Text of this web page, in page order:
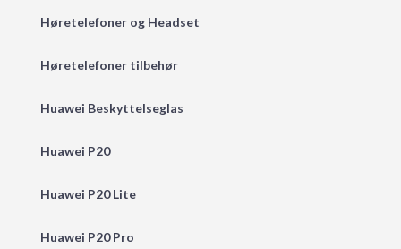
Høretelefoner og Headset
Høretelefoner tilbehør
Huawei Beskyttelseglas
Huawei P20
Huawei P20 Lite
Huawei P20 Pro